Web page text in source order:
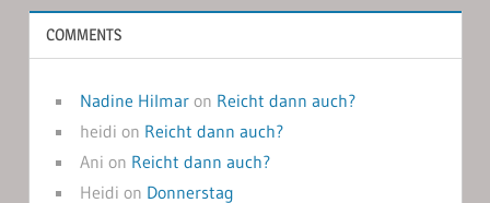
COMMENTS
Nadine Hilmaron Reicht dann auch?
heidi on Reicht dann auch?
Ani on Reicht dann auch?
Heidi on Donnerstag